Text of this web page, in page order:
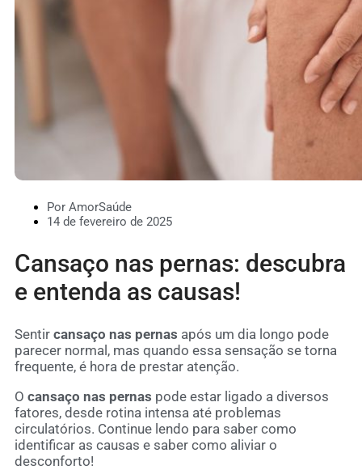
Por AmorSaúde
14 de fevereiro de 2025
Cansaço nas pernas: descubra
e entenda as causas!
Sentir cansaço nas pernas após um dia longo pode
parecer normal, mas quando essa sensação se torna
frequente, é hora de prestar atenção.
O cansaço nas pernas pode estar ligado a diversos
fatores, desde rotina intensa até problemas
circulatórios. Continue lendo para saber como
identificar as causas e saber como aliviar o
desconforto!